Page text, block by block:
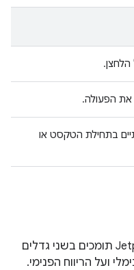
הפעולה.
בתחילת הטקסט או
לחצני Glimmer של Jetpack Compose תומכים בשני גדלים
ועל הריווח הפנימי.